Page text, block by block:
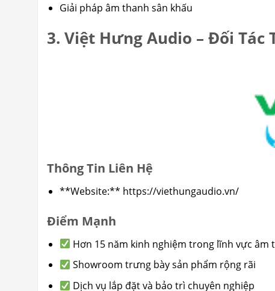
Giải pháp âm thanh sân khấu
3. Việt Hưng Audio – Đối Tác
Thông Tin Liên Hệ
**Website:** https://viethungaudio.vn/
Điểm Mạnh
Hơn 15 năm kinh nghiệm trong lĩnh vực âm
Showroom trưng bày sản phẩm rộng rãi
Dịch vụ lắp đặt và bảo trì chuyên nghiệp